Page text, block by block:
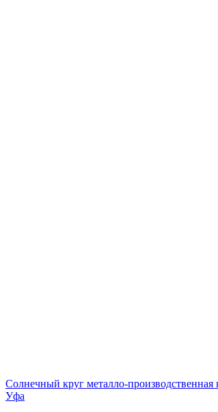
Солнечный круг металло-производственная
Уфа